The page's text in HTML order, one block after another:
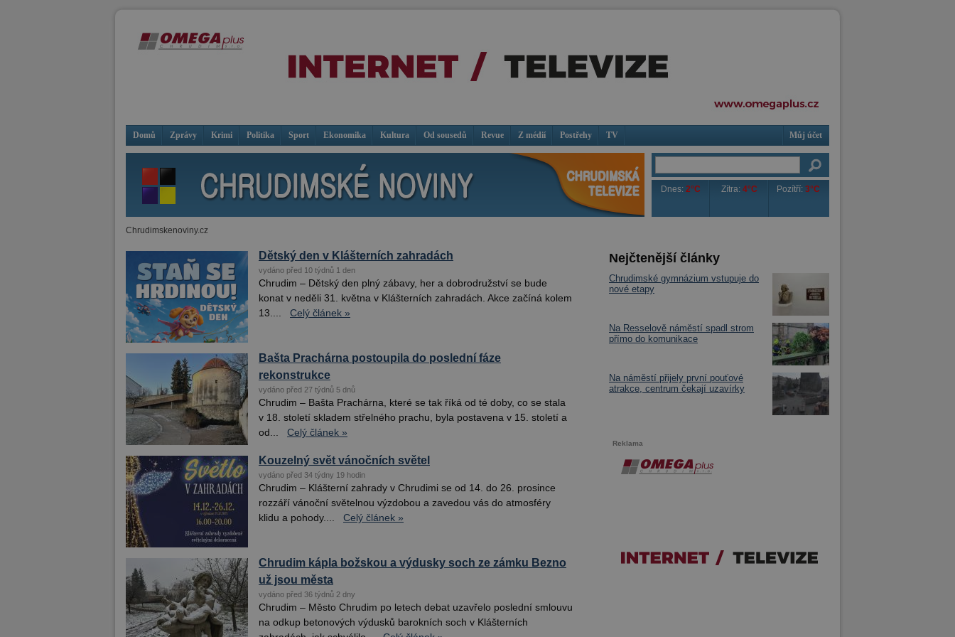
Domů Zprávy Krimi Politika Sport Ekonomika Kultura Od sousedů Revue Z médií Postřehy TV Můj účet
Dnes:2°C Zítra:4°C Pozítří: 3°C
Chrudimskenoviny.cz
Dětský den v Klášterních zahradách
vydáno před 10 týdnů 1 den
Chrudim – Dětský den plný zábavy, her a dobrodružství se bude
konat v neděli 31. května v Klášterních zahradách. Akce začíná kolem
13....
Celý článek »
Bašta Prachárna postoupila do poslední fáze
rekonstrukce
vydáno před 27 týdnů 5 dnů
Chrudim – Bašta Prachárna, které se tak říká od té doby, co se stala
v 18. století skladem střelného prachu, byla postavena v 15. století a
od...
Celý článek »
Kouzelný svět vánočních světel
vydáno před 34 týdny 19 hodin
Chrudim – Klášterní zahrady v Chrudimi se od 14. do 26. prosince
rozzáří vánoční světelnou výzdobou a zavedou vás do atmosféry
klidu a pohody....
Celý článek »
Chrudim kápla božskou a výdusky soch ze zámku Bezno
už jsou města
vydáno před 36 týdnů 2 dny
Chrudim – Město Chrudim po letech debat uzavřelo poslední smlouvu
na odkup betonových výdusků barokních soch v Klášterních
Nejčtenější články
Chrudimské gymnázium vstupuje do
nové etapy
Na Resselově náměstí spadl strom
přímo do komunikace
Na náměstí přijely první pouťové
atrakce, centrum čekají uzavírky
Reklama